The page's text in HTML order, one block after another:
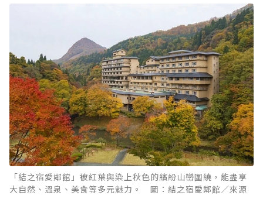
「結之宿愛鄰館」被紅葉與染上秋色的繽紛山巒圍繞，能盡享
大自然、溫泉、美食等多元魅力。 圖：結之宿愛鄰館／來源